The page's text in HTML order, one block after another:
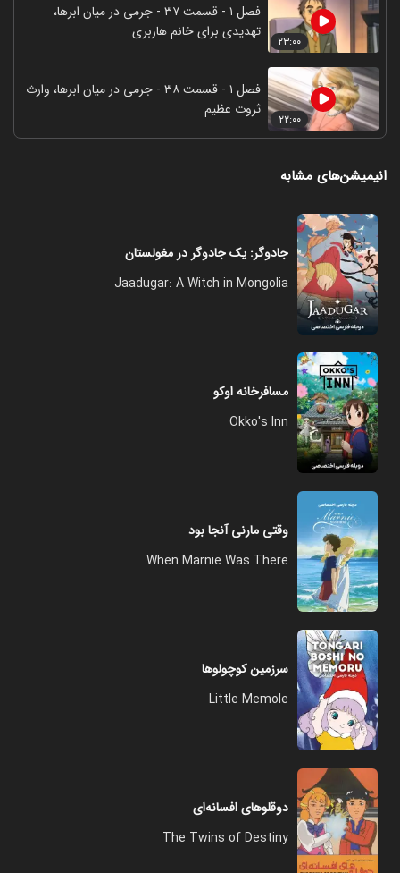
۲۳:۰۰
فصل ۱ - قسمت ۳۷ - جرمی در میان ابر‌ها،
تهدیدی برای خانم هاربری
۲۲:۰۰
فصل ۱ - قسمت ۳۸ - جرمی در میان ابر‌ها، وارث
ثروت عظیم
انیمیشن‌های مشابه
جادوگر: یک جادوگر در مغولستان
Jaadugar: A Witch in Mongolia
مسافرخانه اوکو
Okko's Inn
وقتی مارنی آنجا بود
When Marnie Was There
سرزمین کوچولوها
Little Memole
دوقلوهای افسانه‌ای
The Twins of Destiny